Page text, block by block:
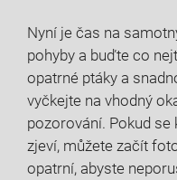
Nyní je čas na
pohyby a buďte ⁤co
opatrné ptáky a
vyčkejte na vhodný
pozorování. ​Pokud⁤
zjeví, můžete začít
opatrní, abyste